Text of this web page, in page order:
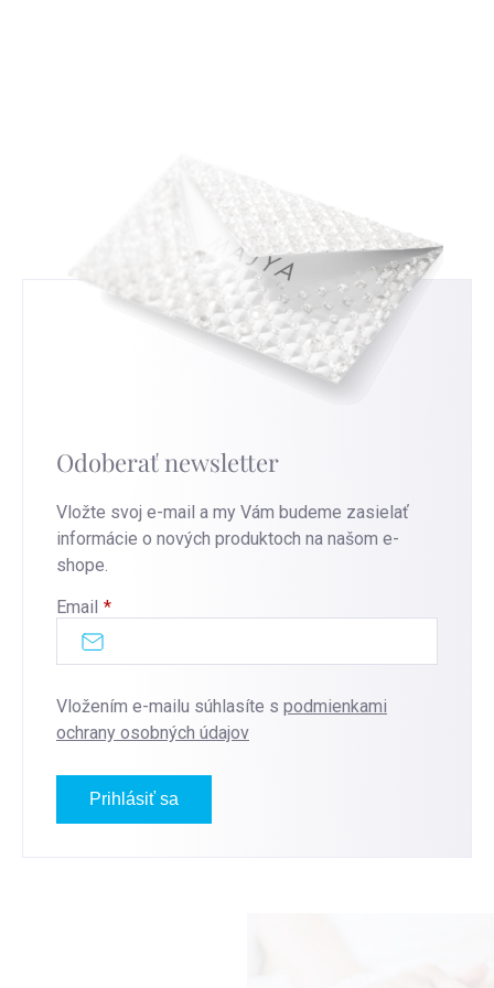
Odoberať newsletter
Vložte svoj e-mail a my Vám budeme zasielať
informácie o nových produktoch na našom e-
shope.
Email
Vložením e-mailu súhlasíte s podmienkami
ochrany osobných údajov
Prihlásiť sa